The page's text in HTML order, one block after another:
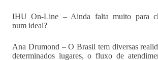
IHU On-Line – Ainda falta muito para
num ideal?
Ana Drumond – O Brasil tem diversas
determinados lugares, o fluxo de